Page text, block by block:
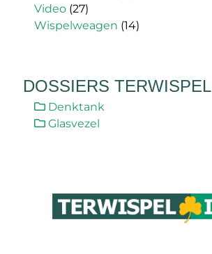
Video (27)
Wispelweagen (14)
DOSSIERS TERWISPEL
Denktank
Glasvezel